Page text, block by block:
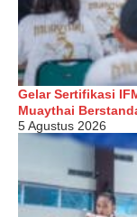
Gelar Sertifikasi
Muaythai
5 Agustus 2026